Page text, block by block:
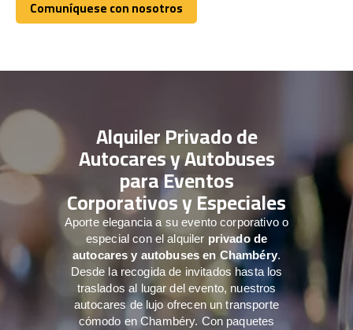
Comuníquese con nosotros
Comuníquese con nosotros
Alquiler Privado de
Autocares y Autobuses
para Eventos
Corporativos y Especiales
Aporte elegancia a su evento corporativo o
especial con el alquiler privado de
autocares y autobuses en Chambéry.
Desde la recogida de invitados hasta los
traslados al lugar del evento, nuestros
autocares de lujo ofrecen un transporte
cómodo en Chambéry. Con paquetes